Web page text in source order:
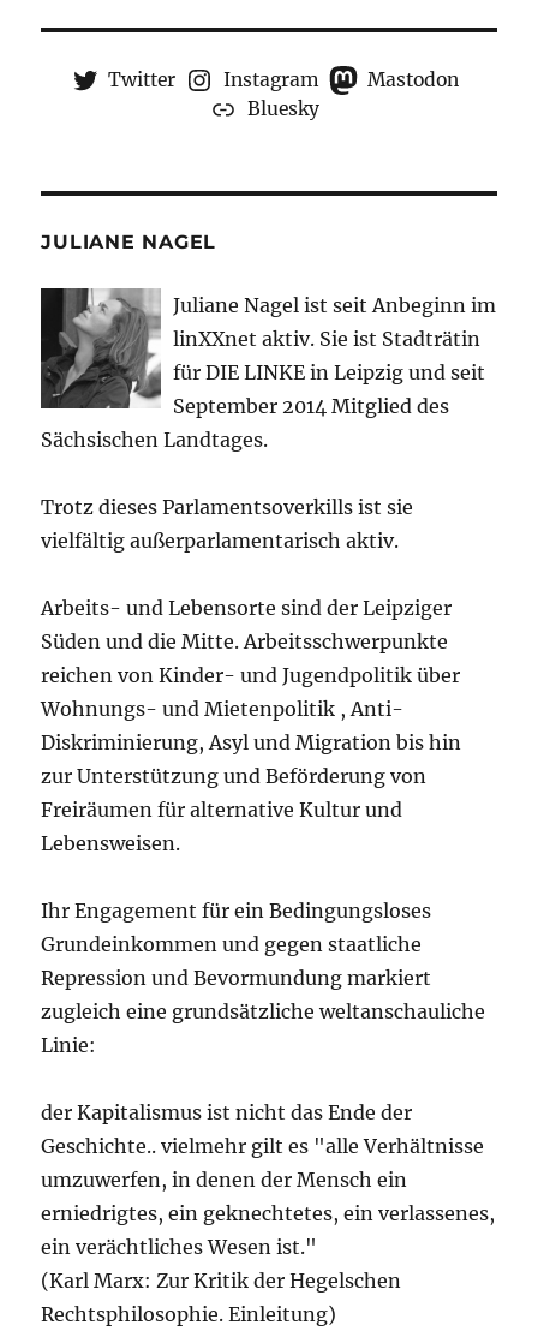
Twitter Instagram
Mastodon
Bluesky
JULIANE NAGEL
Juliane Nagel ist seit Anbeginn im
linXXnet aktiv. Sie ist Stadträtin
für DIE LINKE in Leipzig und seit
September 2014 Mitglied des
Sächsischen Landtages.
Trotz dieses Parlamentsoverkills ist sie
vielfältig außerparlamentarisch aktiv.
Arbeits- und Lebensorte sind der Leipziger
Süden und die Mitte. Arbeitsschwerpunkte
reichen von Kinder- und Jugendpolitik über
Wohnungs- und Mietenpolitik , Anti-
Diskriminierung, Asyl und Migration bis hin
zur Unterstützung und Beförderung von
Freiräumen für alternative Kultur und
Lebensweisen.
Ihr Engagement für ein Bedingungsloses
Grundeinkommen und gegen staatliche
Repression und Bevormundung markiert
zugleich eine grundsätzliche weltanschauliche
Linie:
der Kapitalismus ist nicht das Ende der
Geschichte.. vielmehr gilt es "alle Verhältnisse
umzuwerfen, in denen der Mensch ein
erniedrigtes, ein geknechtetes, ein verlassenes,
ein verächtliches Wesen ist."
(Karl Marx: Zur Kritik der Hegelschen
Rechtsphilosophie. Einleitung)